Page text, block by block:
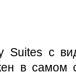
Suites с
в самом